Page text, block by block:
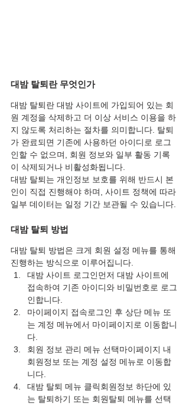
대밤 탈퇴란 무엇인가
대밤 탈퇴란 대밤 사이트에 가입되어 있는 회
원 계정을 삭제하고 더 이상 서비스 이용을 하
지 않도록 처리하는 절차를 의미합니다. 탈퇴
가 완료되면 기존에 사용하던 아이디로 로그
인할 수 없으며, 회원 정보와 일부 활동 기록
이 삭제되거나 비활성화됩니다.
대밤 탈퇴는 개인정보 보호를 위해 반드시 본
인이 직접 진행해야 하며, 사이트 정책에 따라
일부 데이터는 일정 기간 보관될 수 있습니다.
대밤 탈퇴 방법
대밤 탈퇴 방법은 크게 회원 설정 메뉴를 통해
진행하는 방식으로 이루어집니다.
대밤 사이트 로그인먼저 대밤 사이트에
접속하여 기존 아이디와 비밀번호로 로그
인합니다.
마이페이지 접속로그인 후 상단 메뉴 또
는 계정 메뉴에서 마이페이지로 이동합니
다.
회원 정보 관리 메뉴 선택마이페이지 내
회원정보 또는 계정 설정 메뉴로 이동합
니다.
대밤 탈퇴 메뉴 클릭회원정보 하단에 있
는 탈퇴하기 또는 회원탈퇴 메뉴를 선택